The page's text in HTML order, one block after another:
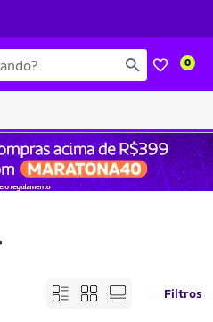
0
Filtros